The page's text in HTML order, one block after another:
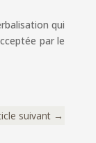
qui
par le
suivant →